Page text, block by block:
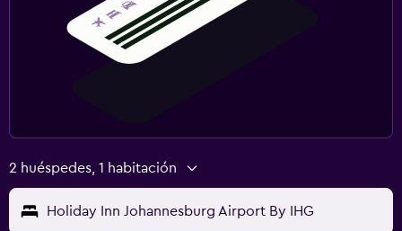
2 huéspedes, 1 habitación
Holiday Inn Johannesburg Airport By IHG